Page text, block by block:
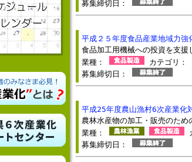
募集締切日：
平成２５年度食品産業地域力強
食品加工用機械への投資を支援
業種：
カテゴリ：
募集締切日：
平成25年度農山漁村6次産業化
農林水産物の加工・販売のため
業種：
募集締切日：